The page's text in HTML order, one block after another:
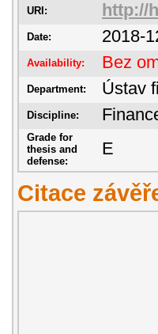
URI: http://
Date: 2018-
Availability: Bez
Department: Ústav
Discipline:
Grade for
thesis and
defense:
E
Citace